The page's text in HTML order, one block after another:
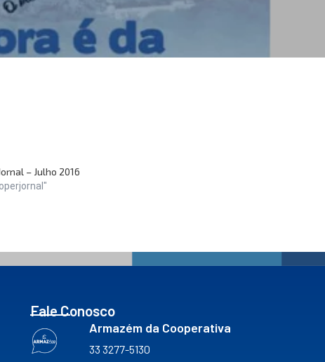
– Julho 2016
Fale Conosco
Armazém da Cooperativa
33 3277-5130